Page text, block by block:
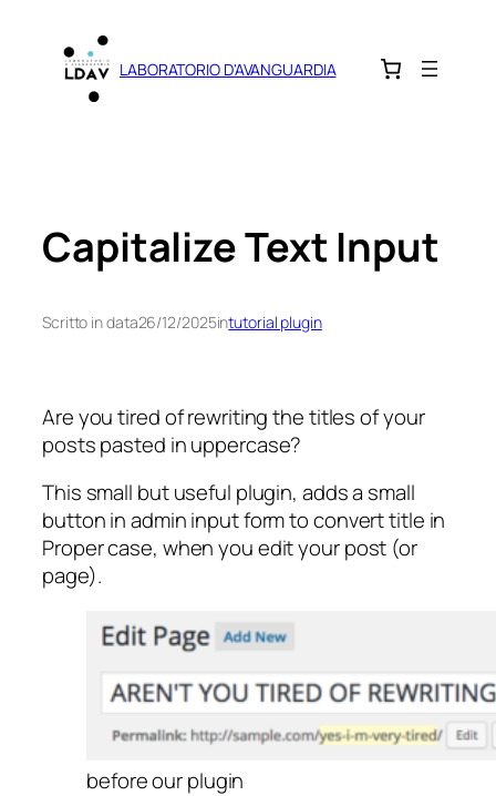
contenuto
LABORATORIO D'AVANGUARDIA
Capitalize Text Input
Scritto in data26/12/2025intutorial plugin
Are you tired of rewriting the titles of your
posts pasted in uppercase?
This small but useful plugin, adds a small
button in admin input form to convert title in
Proper case, when you edit your post (or
page).
before our plugin